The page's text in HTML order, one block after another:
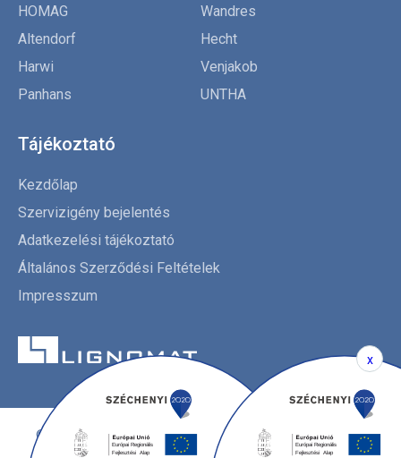
HOMAG
Wandres
Altendorf
Hecht
Harwi
Venjakob
Panhans
UNTHA
Tájékoztató
Kezdőlap
Szervizigény bejelentés
Adatkezelési tájékoztató
Általános Szerződési Feltételek
Impresszum
© Copyright 2026. Lignomat Kft.
Minden jog fenntartva!
x